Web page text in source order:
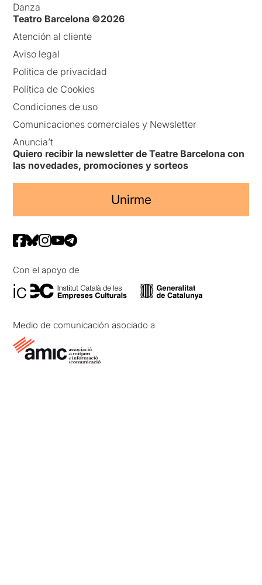
Danza
Teatro Barcelona ©2026
Atención al cliente
Aviso legal
Política de privacidad
Política de Cookies
Condiciones de uso
Comunicaciones comerciales y Newsletter
Anuncia’t
Quiero recibir la newsletter de Teatre Barcelona con
las novedades, promociones y sorteos
Unirme
Con el apoyo de
Medio de comunicación asociado a